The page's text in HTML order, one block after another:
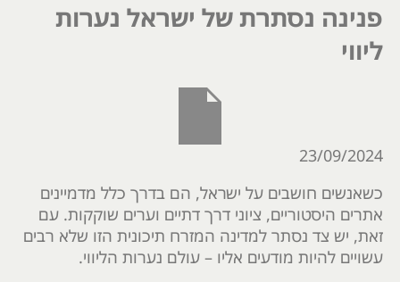
פנינה נסתרת של ישראל נערות
ליווי
23/09/2024
כשאנשים חושבים על ישראל, הם בדרך כלל מדמיינים
אתרים היסטוריים, ציוני דרך דתיים וערים שוקקות. עם
זאת, יש צד נסתר למדינה המזרח תיכונית הזו שלא רבים
עשויים להיות מודעים אליו – עולם נערות הליווי.